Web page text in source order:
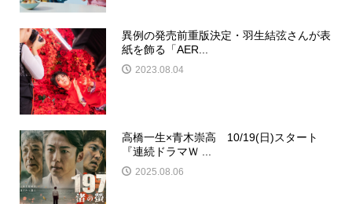
異例の発売前重版決定・羽生結弦さんが表
紙を飾る「AER...
2023.08.04
高橋一生×青木崇高 10/19(日)スタート
『連続ドラマＷ ...
2025.08.06